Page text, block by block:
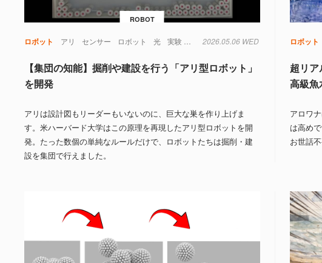
ROBOT
ロボット アリ センサー ロボット 光 実験 材料2026.05.06 WED
【集団の知能】掘削や建設を行う「アリ型ロボット」
を開発
アリは設計図もリーダーもいないのに、巨大な巣を作り上げま
す。米ハーバード大学はこの原理を再現したアリ型ロボットを開
発。たった数個の単純なルールだけで、ロボットたちは掘削・建
設を集団で行えました。
ロボット
超リ
高級魚
アロワ
は高め
お世話